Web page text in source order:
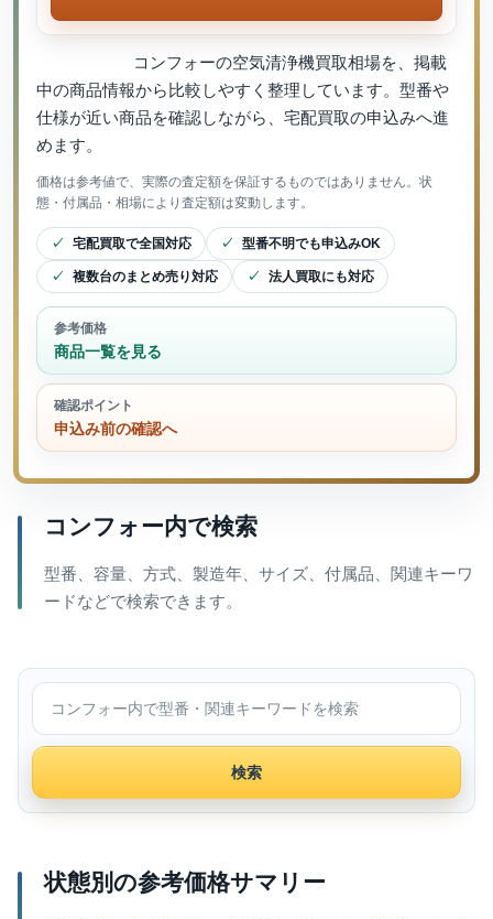
コンフォーの空気清浄機買取相場を、掲載
中の商品情報から比較しやすく整理しています。型番や
仕様が近い商品を確認しながら、宅配買取の申込みへ進
めます。
価格は参考値で、実際の査定額を保証するものではありません。状
態・付属品・相場により査定額は変動します。
宅配買取で全国対応 型番不明でも申込みOK
複数台のまとめ売り対応 法人買取にも対応
参考価格
商品一覧を見る
確認ポイント
申込み前の確認へ
コンフォー内で検索
型番、容量、方式、製造年、サイズ、付属品、関連キーワ
ードなどで検索できます。
コンフォー内で検索
検索
状態別の参考価格サマリー